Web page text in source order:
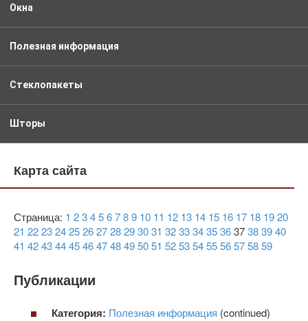
Окна
Полезная информация
Стеклопакеты
Шторы
Карта сайта
Страница: 1 23456789 10 11 12 13 14 15 16 17 18 1920
21 22232425262728293031 323334353637383940
41 42434445464748495051 5253545556575859
Публикации
Категория: Полезная информация (continued)